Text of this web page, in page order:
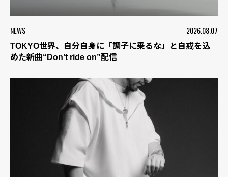
NEWS 2026.08.07
TOKYO世界、自分自身に「調子に乗るな」と自戒を込
めた新曲“Don’t ride on”配信